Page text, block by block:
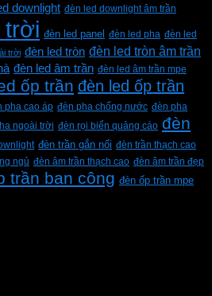
downlight đèn led downlight âm trần
trời đèn led panel đèn led pha đèn led
trời đèn led tròn đèn led tròn âm trần
đèn led âm trần đèn led âm trần mpe
ốp trần đèn led ốp trần
pha cao áp đèn pha chống nước đèn pha
ngoài trời đèn rọi biển quảng cáo đèn
đèn trần gắn nổi đèn trần thạch cao
ngủ đèn âm trần thạch cao đèn âm trần đẹp
trần ban công đèn ốp trần mpe